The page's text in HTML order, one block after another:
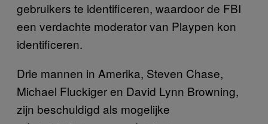
gebruikers te identificeren, waardoor de FBI
een verdachte moderator van Playpen kon
identificeren.
Drie mannen in Amerika, Steven Chase,
Michael Fluckiger en David Lynn Browning,
zijn beschuldigd als mogelijke